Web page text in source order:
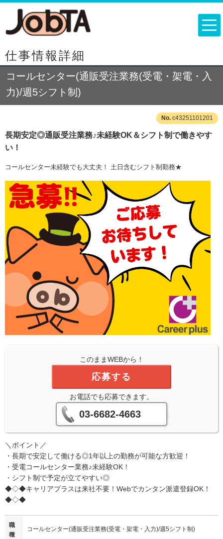
仕事情報詳細
コールセンター(通販受注業務(受電・架電・入
力)/週5シフト制)
c43251101201
長期安定◎通販受注業務♪未経験OK＆シフト制で働きやす
い！
コールセンター未経験でも大丈夫！ 土日含むシフト制勤務★
このままWEBから！
応募する
お電話でも応募できます。
03-6682-4663
＼ポイント／
・長期で安定して働ける◎1年以上の勤務が可能な方歓迎！
・受電コールセンター業務♪未経験OK！
・シフト制で予定が立てやすい◎
◆◇◆キャリアプラスは来社不要！Webでカンタン派遣登録OK！
◆◇◆
職
種
コールセンター(通販受注業務(受電・架電・入力)/週5シフト制)